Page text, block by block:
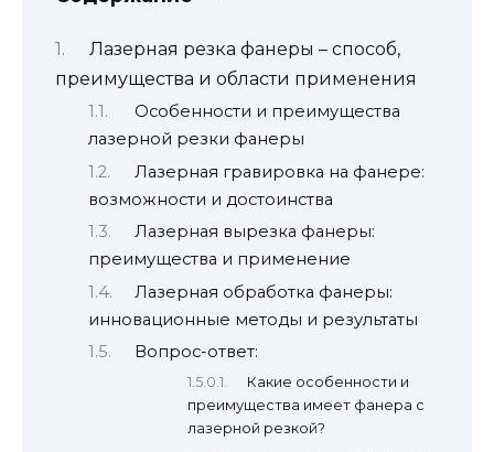
Лазерная резка фанеры – способ,
преимущества и области применения
Особенности и преимущества
лазерной резки фанеры
Лазерная гравировка на фанере:
возможности и достоинства
Лазерная вырезка фанеры:
преимущества и применение
Лазерная обработка фанеры:
инновационные методы и результаты
Вопрос-ответ:
Какие особенности и
преимущества имеет фанера с
лазерной резкой?